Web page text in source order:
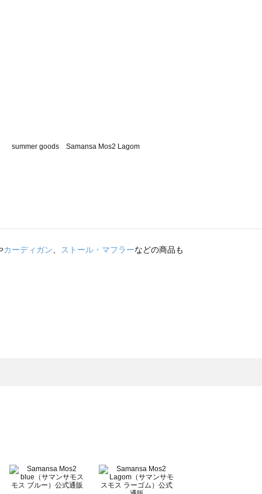
カーディガン ストール・マフラーなどの商品も